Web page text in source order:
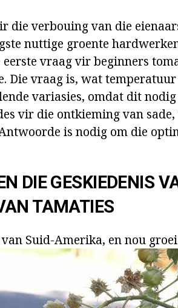
die verbouing van die
nuttige groente
vraag vir beginners
Die vraag is, wat
variasies, omdat dit nodig
vir die ontkieming van
is nodig om die
DIE GESKIEDENIS
TAMATIES
Suid-Amerika, en nou